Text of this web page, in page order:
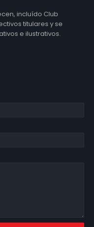
incluído Club
titulares y se
e ilustrativos.